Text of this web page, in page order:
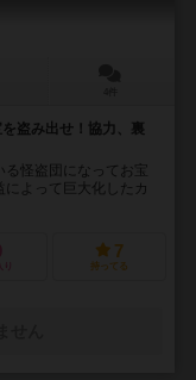
盗み出せ！協力、裏
怪盗団になってお宝
よって巨大化したカ
7
持ってる